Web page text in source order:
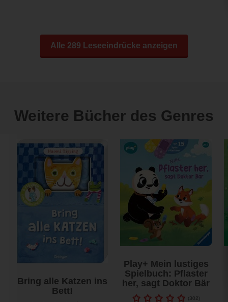
Alle 289 Leseeindrücke anzeigen
Weitere Bücher des Genres
Bring alle Katzen ins
Bett!
Play+ Mein lustiges
Spielbuch: Pflaster
her, sagt Doktor Bär
(302